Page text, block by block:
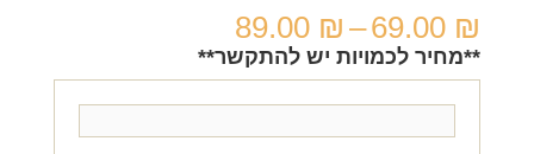
69.00 ₪
–
89.00 ₪ טווח
מחירים:
⁦69.00 ₪⁩
עד
⁦89.00 ₪⁩
**מחיר לכמויות יש להתקשר**